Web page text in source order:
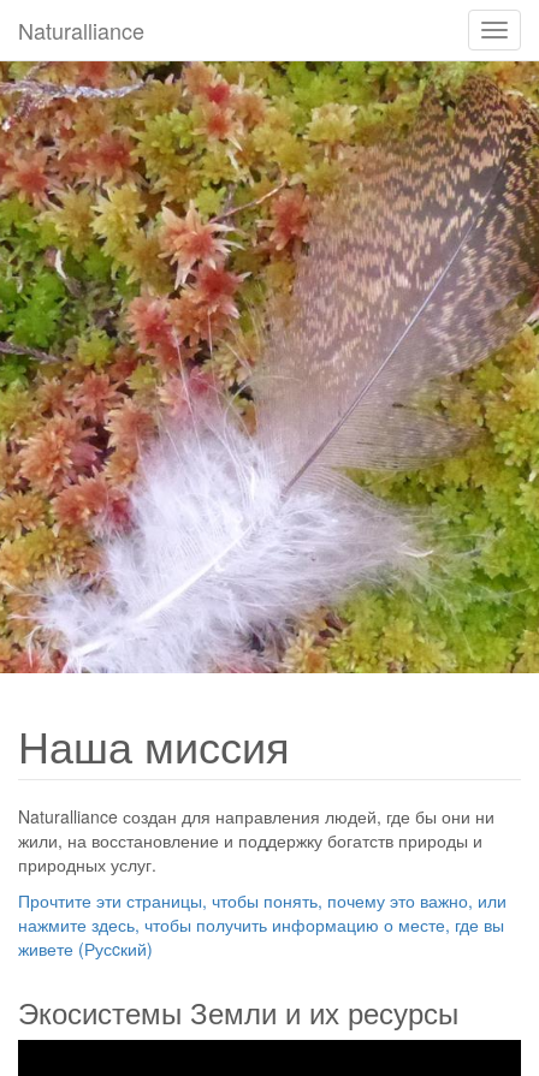
Naturalliance
Наша миссия
Naturalliance создан для направления людей, где бы они ни
жили, на восстановление и поддержку богатств природы и
природных услуг.
Прочтите эти страницы, чтобы понять, почему это важно, или
нажмите здесь, чтобы получить информацию о месте, где вы
живете (Русcкий)
Экосистемы Земли и их ресурсы